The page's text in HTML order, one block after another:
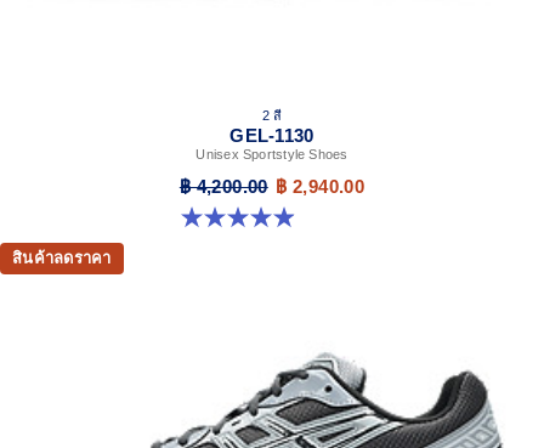
2 สี
GEL-1130
Unisex Sportstyle Shoes
฿ 4,200.00 ฿ 2,940.00
4.9 จาก 5 ดาว 27 รีวิว
สินค้าลดราคา